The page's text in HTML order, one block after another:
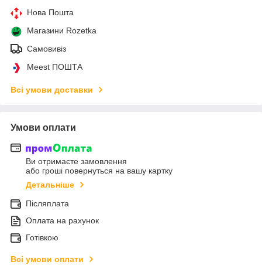
Нова Пошта
Магазини Rozetka
Самовивіз
Meest ПОШТА
Всі умови доставки
Умови оплати
Ви отримаєте замовлення
або гроші повернуться на вашу картку
Детальніше
Післяплата
Оплата на рахунок
Готівкою
Всі умови оплати